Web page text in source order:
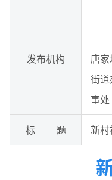
发布机构
唐家
街道
事处
标 题 新村